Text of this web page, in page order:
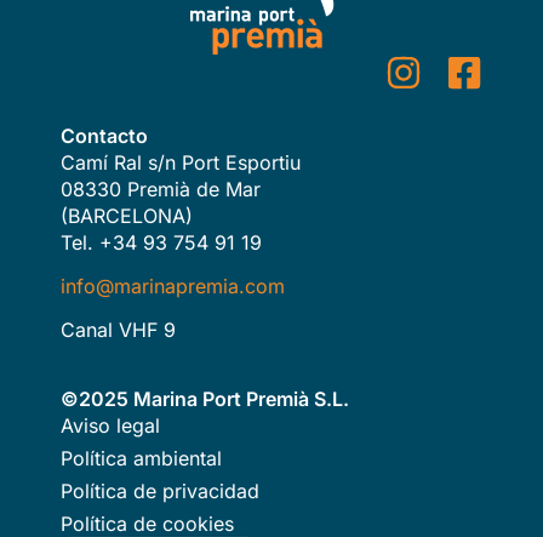
Contacto
Camí Ral s/n Port Esportiu
08330 Premià de Mar
(BARCELONA)
Tel. +34 93 754 91 19
info@marinapremia.com
Canal VHF 9
©2025 Marina Port Premià S.L.
Aviso legal
Política ambiental
Política de privacidad
Política de cookies